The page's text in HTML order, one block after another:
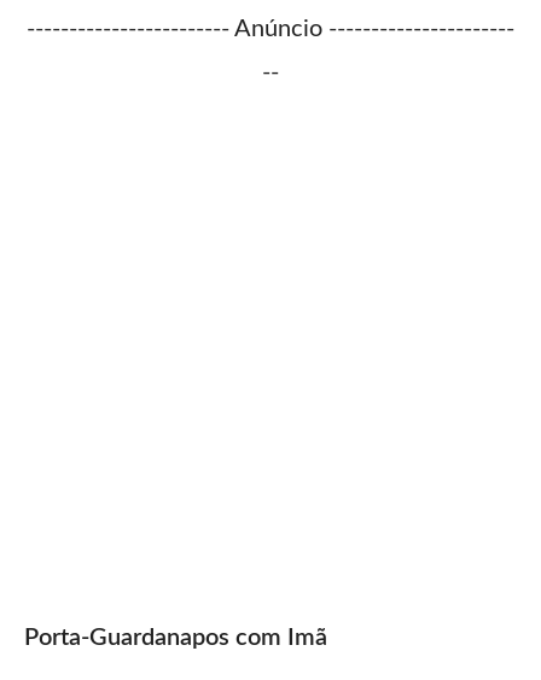
------------------------ Anúncio ----------------------
--
Porta-Guardanapos com Imã